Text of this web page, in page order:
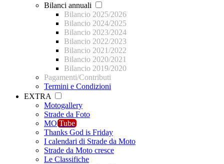
Bilanci annuali
Bilancio 2025/2026
Bilancio 2024/2025
Bilancio 2023/2024
Bilancio 2022/2023
Bilancio 2021/2022
Bilancio 2020/2021
Bilancio 2019/2020
Pagamenti/Contributi
Termini e Condizioni
EXTRA
Motogallery
Strade da Foto
MO Tube
Thanks God is Friday
I calendari di Strade da Moto
Strade da Moto cresce
Le Classifiche